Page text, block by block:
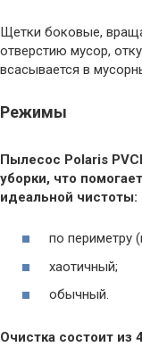
Щетки боковые,
отверстию мусор,
всасывается в
Режимы
Пылесос Polaris
уборки, что
идеальной чистоты:
по периметру
хаотичный;
обычный.
Очистка состоит